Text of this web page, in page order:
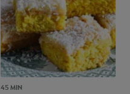
45 MIN